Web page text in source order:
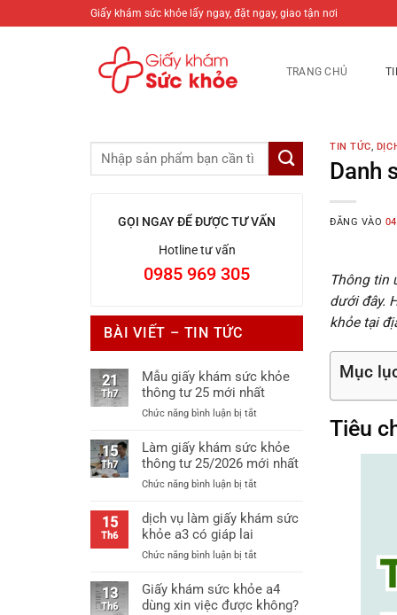
qua
Giấy khám sức khỏe lấy ngay, đặt ngay, giao tận nơi
TRANG CHỦ
GỌI NGAY ĐỂ ĐƯỢC TƯ VẤN
Hotline tư vấn
0985 969 305
BÀI VIẾT – TIN TỨC
21
Th7
Mẫu giấy khám sức khỏe
thông tư 25 mới nhất
Chức năng bình luận bị tắtở
giấy
khám
khỏe
tư
15
Th7
Làm giấy khám sức khỏe
thông tư 25/2026 mới nhất
Chức năng bình luận bị tắtở
giấy
khỏe
tư
25/2026
15
Th6
dịch vụ làm giấy khám sức
khỏe a3 có giáp lai
Chức năng bình luận bị tắtở
vụ
làm
13
Th6
Giấy khám sức khỏe a4
dùng xin việc được không?
TIN TỨC,
Danh
ĐĂNG VÀO
Thông tin
dưới đây.
khỏe tại
Mục
Tiêu